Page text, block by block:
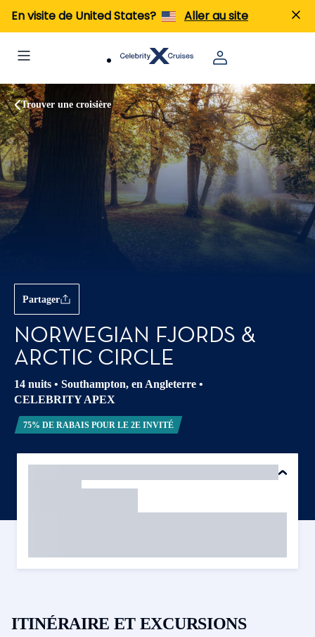
En visite de United States? Aller au site
Trouver une croisière
Partager
NORWEGIAN FJORDS &
ARCTIC CIRCLE
14 nuits • Southampton, en Angleterre •
CELEBRITY APEX
75% DE RABAIS POUR LE 2E INVITÉ
ITINÉRAIRE ET EXCURSIONS